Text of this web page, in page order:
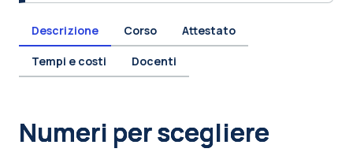
Descrizione Corso Attestato
Tempi e costi Docenti
Blocchi
Numeri per scegliere